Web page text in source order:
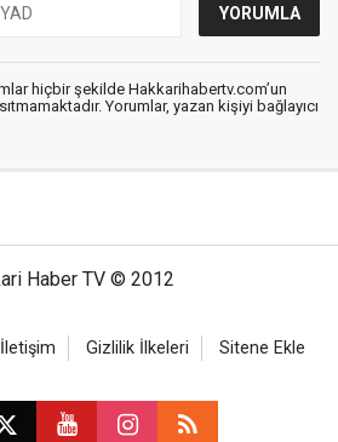
hiçbir şekilde Hakkarihabertv.com’un
Yorumlar, yazan kişiyi bağlayıcı
Haber TV © 2012
İletişim Gizlilik İlkeleri Sitene Ekle